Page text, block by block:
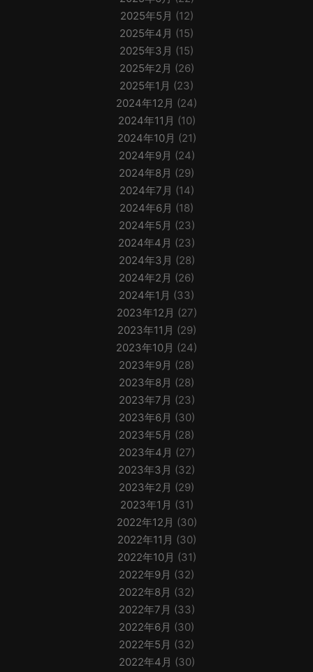
2025年5月 (12)
2025年4月 (15)
2025年3月 (15)
2025年2月 (26)
2025年1月 (23)
2024年12月 (24)
2024年11月 (10)
2024年10月 (21)
2024年9月 (24)
2024年8月 (29)
2024年7月 (14)
2024年6月 (18)
2024年5月 (23)
2024年4月 (23)
2024年3月 (28)
2024年2月 (26)
2024年1月 (33)
2023年12月 (27)
2023年11月 (29)
2023年10月 (24)
2023年9月 (28)
2023年8月 (28)
2023年7月 (23)
2023年6月 (30)
2023年5月 (28)
2023年4月 (27)
2023年3月 (32)
2023年2月 (29)
2023年1月 (31)
2022年12月 (30)
2022年11月 (30)
2022年10月 (31)
2022年9月 (32)
2022年8月 (32)
2022年7月 (33)
2022年6月 (30)
2022年5月 (32)
2022年4月 (30)